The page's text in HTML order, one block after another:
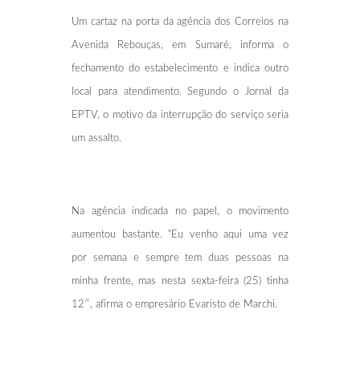
Um cartaz na porta da agência dos Correios na
Avenida Rebouças, em Sumaré, informa o
fechamento do estabelecimento e indica outro
local para atendimento. Segundo o Jornal da
EPTV, o motivo da interrupção do serviço seria
um assalto.
Na agência indicada no papel, o movimento
aumentou bastante. “Eu venho aqui uma vez
por semana e sempre tem duas pessoas na
minha frente, mas nesta sexta-feira (25) tinha
12″, afirma o empresário Evaristo de Marchi.